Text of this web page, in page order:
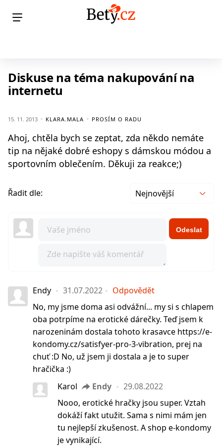
Diskuse na téma nakupování na
internetu
15. 11. 2013 KLARA.MALA PROSÍM O RADU
Ahoj, chtěla bych se zeptat, zda někdo nemáte
tip na nějaké dobré eshopy s dámskou módou a
sportovním oblečením. Děkuji za reakce;)
Řadit dle: Nejnovější
Odeslat
Endy 31.07.2022
Odpovědět
No, my jsme doma asi odvážní... my si s chlapem
oba potrpíme na erotické dárečky. Teď jsem k
narozeninám dostala tohoto krasavce https://e-
kondomy.cz/satisfyer-pro-3-vibration, prej na
chuť :D No, už jsem ji dostala a je to super
hračička :)
Karol
Endy
29.08.2022
Nooo, erotické hračky jsou super. Vztah
dokáží fakt utužit. Sama s nimi mám jen
tu nejlepší zkušenost. A shop e-kondomy
je vynikající.